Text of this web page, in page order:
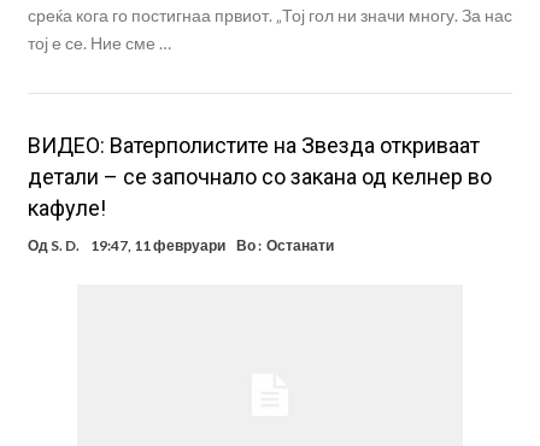
среќа кога го постигнаа првиот. „Тој гол ни значи многу. За нас
тој е се. Ние сме …
ВИДЕО: Ватерполистите на Звезда откриваат
детали – се започнало со закана од келнер во
кафуле!
Од S. D. 19:47, 11 февруари Во : Останати